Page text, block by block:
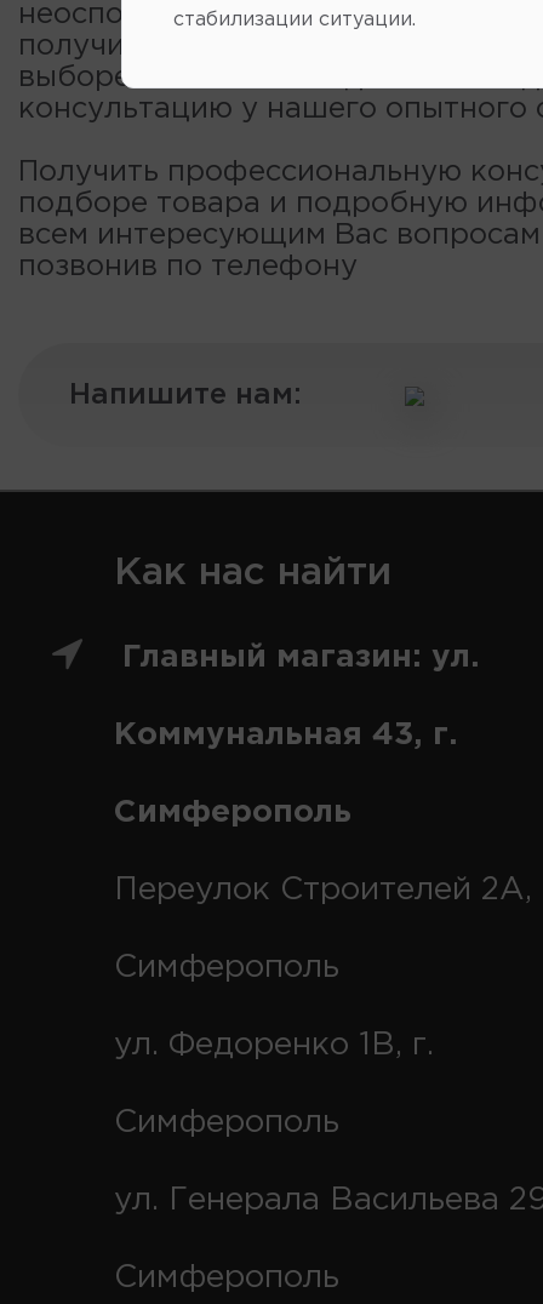
неоспоримое преимущество — вы
получить ответы на все вопросы,
выборе оптимальной детали и
консультацию у нашего опытного
Получить профессиональную
подборе товара и подробную
всем интересующим Вас
позвонив по телефону
Напишите нам:
Как нас найти
Главный магазин: ул.
Коммунальная 43, г.
Симферополь
Переулок Строителей 2А,
Симферополь
ул. Федоренко 1В, г.
Симферополь
ул. Генерала Васильева
Симферополь
стабилизации ситуации.